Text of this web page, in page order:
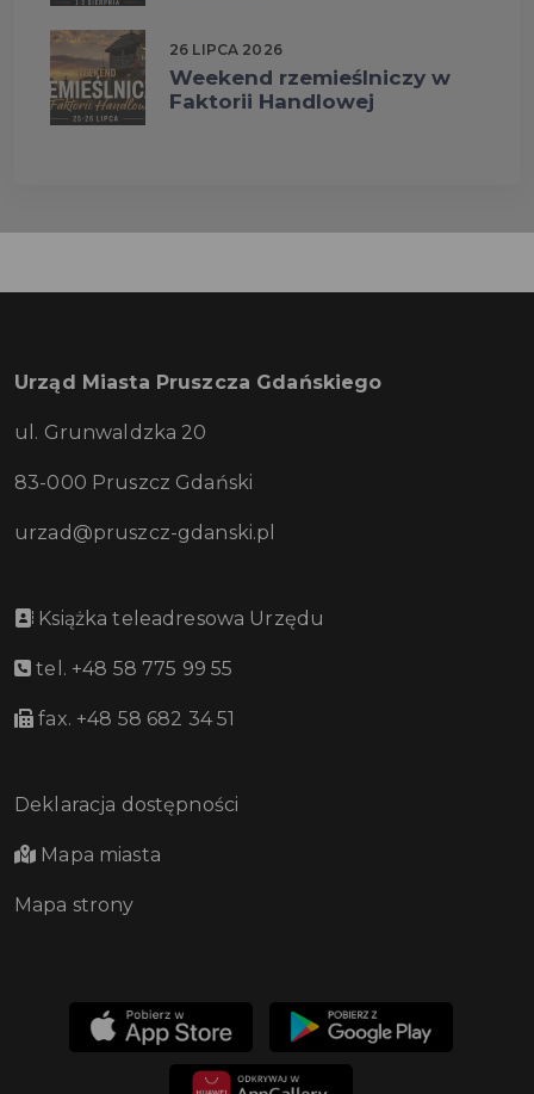
26 LIPCA 2026
Weekend rzemieślniczy w
Faktorii Handlowej
Urząd Miasta Pruszcza Gdańskiego
ul. Grunwaldzka 20
83-000 Pruszcz Gdański
urzad@pruszcz-gdanski.pl
Książka teleadresowa Urzędu
tel. +48 58 775 99 55
fax. +48 58 682 34 51
Deklaracja dostępności
Mapa miasta
Mapa strony